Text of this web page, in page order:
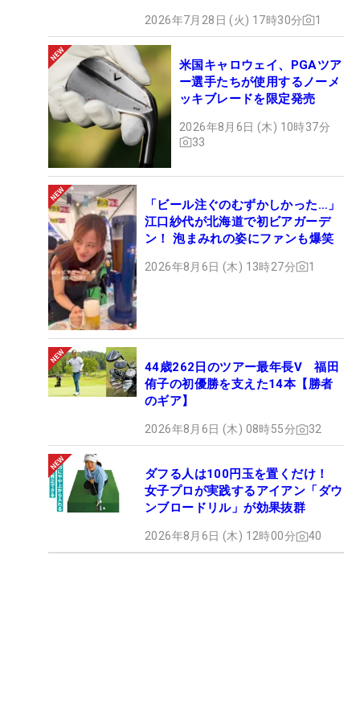
2026年7月28日 (火) 17時30分 1
米国キャロウェイ、PGAツア
ー選手たちが使用するノーメ
ッキブレードを限定発売
2026年8月6日 (木) 10時37分
33
「ビール注ぐのむずかしかった…」
江口紗代が北海道で初ビアガーデ
ン！ 泡まみれの姿にファンも爆笑
2026年8月6日 (木) 13時27分 1
44歳262日のツアー最年長V 福田
侑子の初優勝を支えた14本【勝者
のギア】
2026年8月6日 (木) 08時55分 32
ダフる人は100円玉を置くだけ！
女子プロが実践するアイアン「ダウ
ンブロードリル」が効果抜群
2026年8月6日 (木) 12時00分 40